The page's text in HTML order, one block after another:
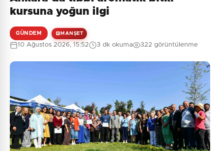
kursuna yoğun ilgi
GÜNDEM MANŞET
10 Ağustos 2026, 15:52 3 dk okuma 322 görüntülenme